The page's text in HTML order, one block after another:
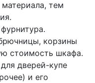
тем
корзины
стоимость шкафа.
дверей-купе
и его